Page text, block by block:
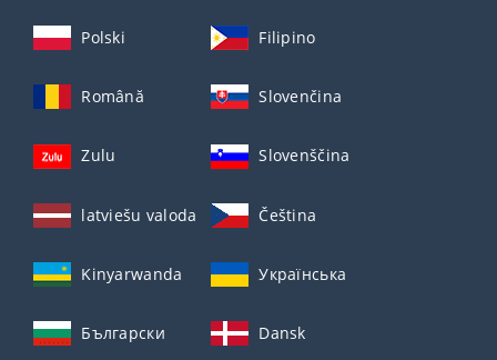
Polski Filipino
Română Slovenčina
Zulu Slovenščina
latviešu valoda Čeština
Kinyarwanda Українська
Български Dansk